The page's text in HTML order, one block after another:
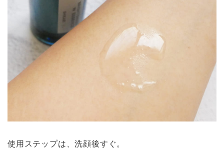
使用ステップは、洗顔後すぐ。